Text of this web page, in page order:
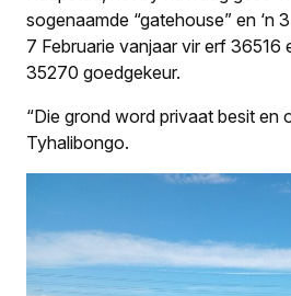
sogenaamde “gatehouse” en ‘n
7 Februarie vanjaar vir erf 36516
35270 goedgekeur.
“Die grond word privaat besit en
Tyhalibongo.